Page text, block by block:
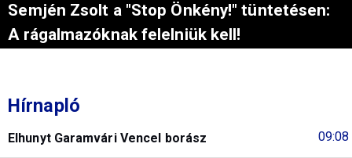
Semjén Zsolt a "Stop Önkény!" tüntetésen:
A rágalmazóknak felelniük kell!
Hírnapló
09:08
Elhunyt Garamvári Vencel borász